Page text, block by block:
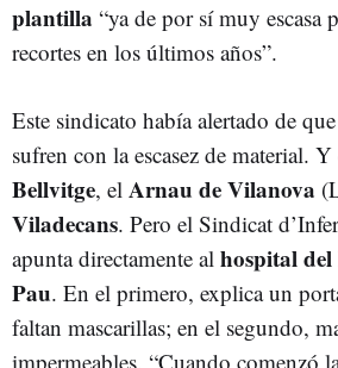
plantilla “ya de por sí muy escasa
recortes en los últimos años”.
Este sindicato había alertado de
sufren con la escasez de material.
Bellvitge, el Arnau de Vilanova
Viladecans. Pero el Sindicat
apunta directamente al hospital
Pau. En el primero, explica un
faltan mascarillas; en el segundo,
impermeables. “Cuando comenzó